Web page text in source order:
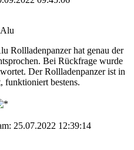
Rollladenpanzer hat genau der
Bei Rückfrage wurde
Der Rollladenpanzer ist in
funktioniert bestens.
25.07.2022 12:39:14